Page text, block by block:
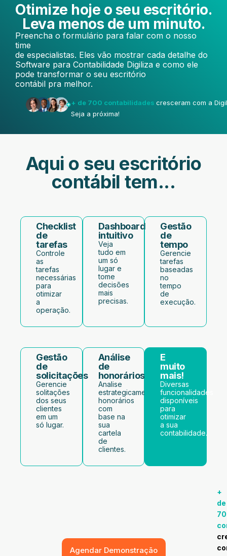
Otimize hoje o seu escritório.
Leva menos de um minuto.
Preencha o formulário para falar com o nosso
time
de especialistas. Eles vão mostrar cada detalhe do
Software para Contabilidade Digiliza e como ele
pode transformar o seu escritório
contábil pra melhor.
+ de 700 contabilidades cresceram com a
Seja a próxima!
Aqui o seu escritório
contábil tem...
Checklist
de
tarefas
Controle
as
tarefas
necessárias
para
otimizar
a
operação.
Dashboard
intuitivo
Veja
tudo em
um só
lugar e
tome
decisões
mais
precisas.
Gestão
de
tempo
Gerencie
tarefas
baseadas
no
tempo
de
execução.
Gestão
de
solicitações
Gerencie
solitações
dos seus
clientes
em um
só lugar.
Análise
de
honorários
Analise
estrategicamente
honorários
com
base na
sua
cartela
de
clientes.
E
muito
mais!
Diversas
funcionalidades
disponíveis
para
otimizar
a sua
contabilidade.
Agendar Demonstração
+
de